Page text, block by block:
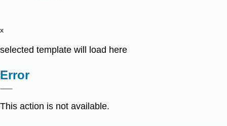
x
selected template will load here
Error
This action is not available.